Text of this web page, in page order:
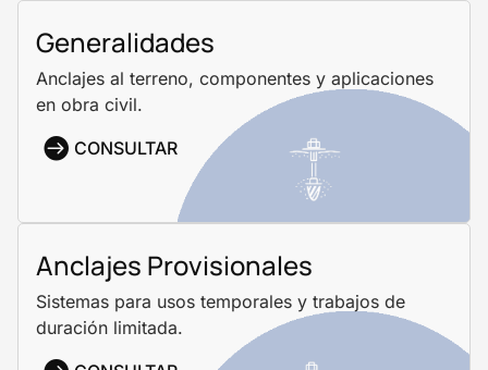
Generalidades
Anclajes al terreno, componentes y aplicaciones
en obra civil.
CONSULTAR
Anclajes Provisionales
Sistemas para usos temporales y trabajos de
duración limitada.